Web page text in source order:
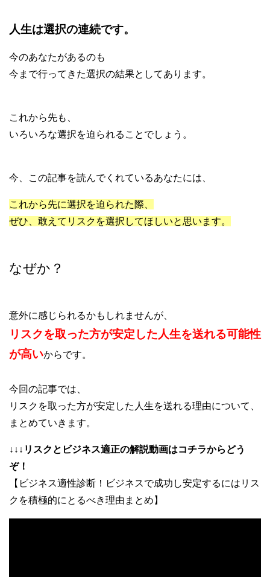
人生は選択の連続です。
今のあなたがあるのも
今まで行ってきた選択の結果としてあります。
これから先も、
いろいろな選択を迫られることでしょう。
今、この記事を読んでくれているあなたには、
これから先に選択を迫られた際、
ぜひ、敢えてリスクを選択してほしいと思います。
なぜか？
意外に感じられるかもしれませんが、
リスクを取った方が安定した人生を送れる可能性
が高いからです。
今回の記事では、
リスクを取った方が安定した人生を送れる理由について、
まとめていきます。
↓↓↓リスクとビジネス適正の解説動画はコチラからどう
ぞ！
【ビジネス適性診断！ビジネスで成功し安定するにはリス
クを積極的にとるべき理由まとめ】